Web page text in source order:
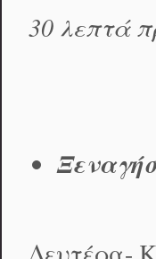
30 λεπτά